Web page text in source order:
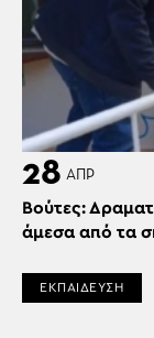
28 ΑΠΡ
Βούτες:
άμεσα από τα
ΕΚΠΑΙΔΕΥΣΗ